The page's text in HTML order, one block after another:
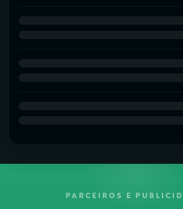
PARCEIROS E